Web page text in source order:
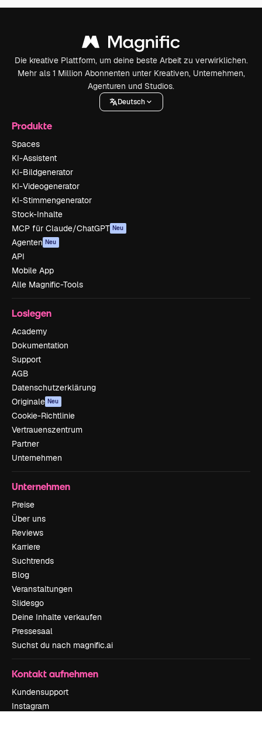
Die kreative Plattform, um deine beste Arbeit zu verwirklichen.
Mehr als 1 Million Abonnenten unter Kreativen, Unternehmen,
Agenturen und Studios.
Deutsch
Produkte
Spaces
KI-Assistent
KI-Bildgenerator
KI-Videogenerator
KI-Stimmengenerator
Stock-Inhalte
MCP für Claude/ChatGPT Neu
Agenten Neu
API
Mobile App
Alle Magnific-Tools
Loslegen
Academy
Dokumentation
Support
AGB
Datenschutzerklärung
Originale Neu
Cookie-Richtlinie
Vertrauenszentrum
Partner
Unternehmen
Unternehmen
Preise
Über uns
Reviews
Karriere
Suchtrends
Blog
Veranstaltungen
Slidesgo
Deine Inhalte verkaufen
Pressesaal
Suchst du nach magnific.ai
Kontakt aufnehmen
Kundensupport
Instagram